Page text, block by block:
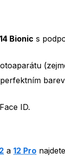
Bionic s
ID.
a 12 Pro